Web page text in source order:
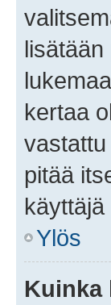
kertaa
pitää
Ylös
Kuinka